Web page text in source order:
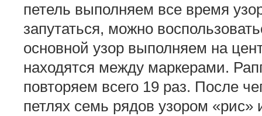
петель выполняем все время
запутаться, можно
основной узор выполняем на
находятся между маркерами.
повторяем всего 19 раз. После
петлях семь рядов узором